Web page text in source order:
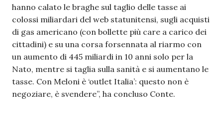
hanno calato le braghe sul taglio delle tasse ai
colossi miliardari del web statunitensi, sugli acquisti
di gas americano (con bollette più care a carico dei
cittadini) e su una corsa forsennata al riarmo con
un aumento di 445 miliardi in 10 anni solo per la
Nato, mentre si taglia sulla sanità e si aumentano le
tasse. Con Meloni è ‘outlet Italia’: questo non è
negoziare, è svendere”, ha concluso Conte.